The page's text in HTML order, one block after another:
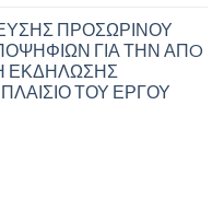
ΠΡΟΣΩΡΙΝΟΥ
ΓΙΑ ΤΗΝ ΑΠO
ΕΚΔΗΛΩΣΗΣ
ΤΟΥ ΕΡΓΟΥ